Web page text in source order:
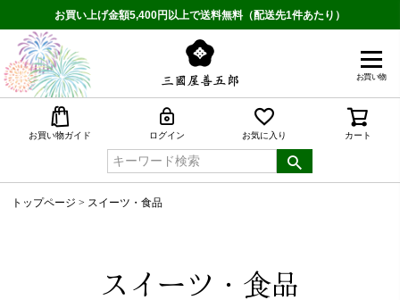
お買い上げ金額5,400円以上で送料無料（配送先1件あたり）
お買い物
お買い物ガイド ログイン お気に入り カート
トップページ スイーツ・食品
スイーツ・食品